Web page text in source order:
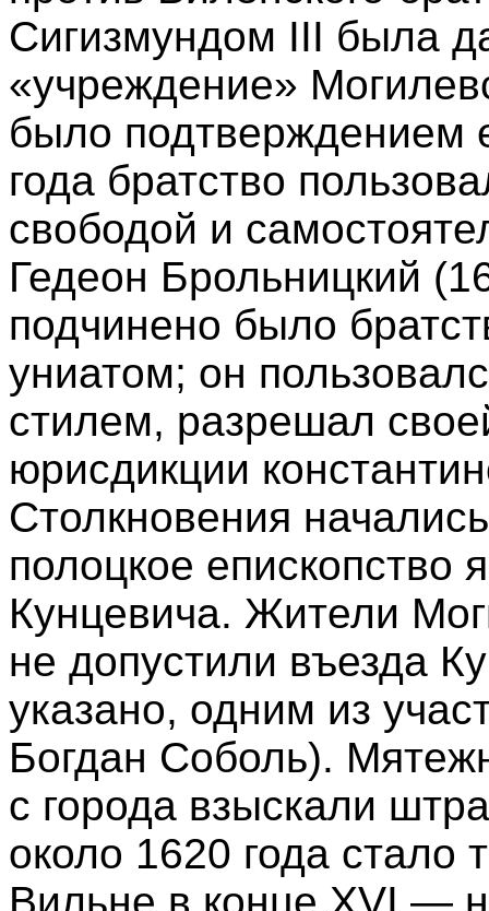
Сигизмундом III была
«учреждение»
было подтверждением
года братство
свободой и
Гедеон Брольницкий
подчинено было
униатом; он
стилем, разрешал
юрисдикции
Столкновения
полоцкое епископство
Кунцевича. Жители
не допустили въезда
указано, одним из
Богдан Соболь).
с города взыскали
около 1620 года стало